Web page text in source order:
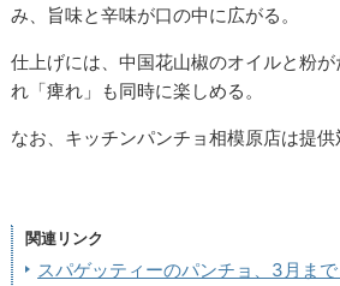
み、旨味と辛味が口の中に広がる。
仕上げには、中国花山椒のオイルと粉
れ「痺れ」も同時に楽しめる。
なお、キッチンパンチョ相模原店は提供
関連リンク
スパゲッティーのパンチョ、3月ま